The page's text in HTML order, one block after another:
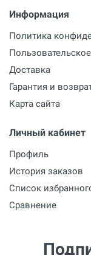
Информация
Политика
Доставка
Гарантия и
Карта сайта
Личный кабинет
Профиль
История заказов
Список
Сравнение